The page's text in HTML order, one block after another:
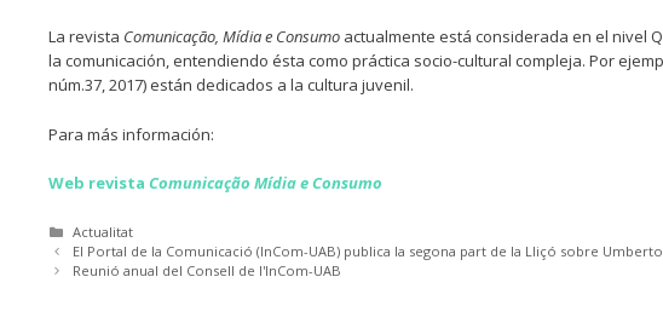
La revista Comunicação, Mídia e Consumo actualmente está considerada en el nivel
la comunicación, entendiendo ésta como práctica socio-cultural compleja. Por
núm.37, 2017) están dedicados a la cultura juvenil.
Para más información:
Web revista Comunicação Mídia e Consumo
Categories
Actualitat
El Portal de la Comunicació (InCom-UAB) publica la segona part de la Lliçó sobre
Reunió anual del Consell de l'InCom-UAB